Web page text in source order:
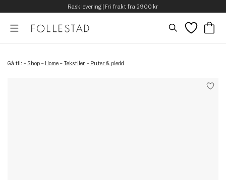
Rask levering | Fri frakt fra 2900 kr
Gå til: – Shop – Home –Tekstiler – Puter & pledd